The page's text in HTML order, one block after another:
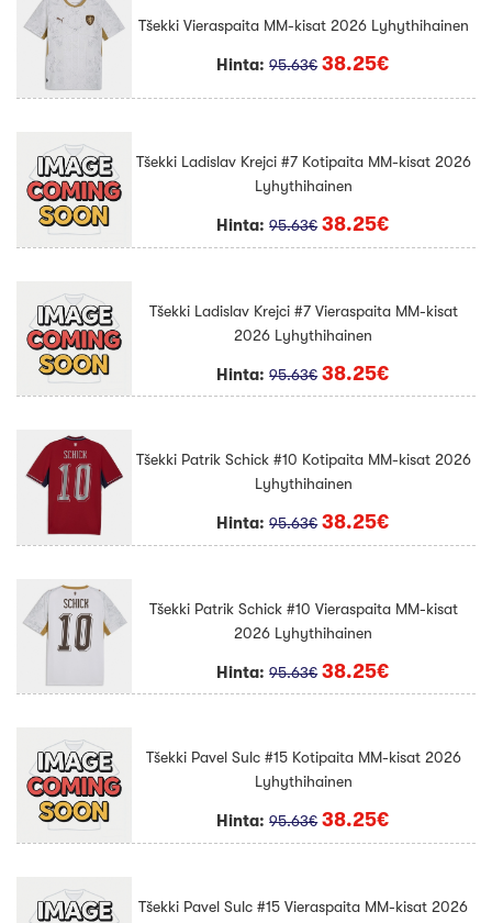
Tšekki Vieraspaita MM-kisat 2026 Lyhythihainen
Hinta:95.63€ 38.25€
Tšekki Ladislav Krejci #7 Kotipaita MM-kisat 2026
Lyhythihainen
Hinta:95.63€ 38.25€
Tšekki Ladislav Krejci #7 Vieraspaita MM-kisat
2026 Lyhythihainen
Hinta:95.63€ 38.25€
Tšekki Patrik Schick #10 Kotipaita MM-kisat 2026
Lyhythihainen
Hinta:95.63€ 38.25€
Tšekki Patrik Schick #10 Vieraspaita MM-kisat
2026 Lyhythihainen
Hinta:95.63€ 38.25€
Tšekki Pavel Sulc #15 Kotipaita MM-kisat 2026
Lyhythihainen
Hinta:95.63€ 38.25€
Tšekki Pavel Sulc #15 Vieraspaita MM-kisat 2026